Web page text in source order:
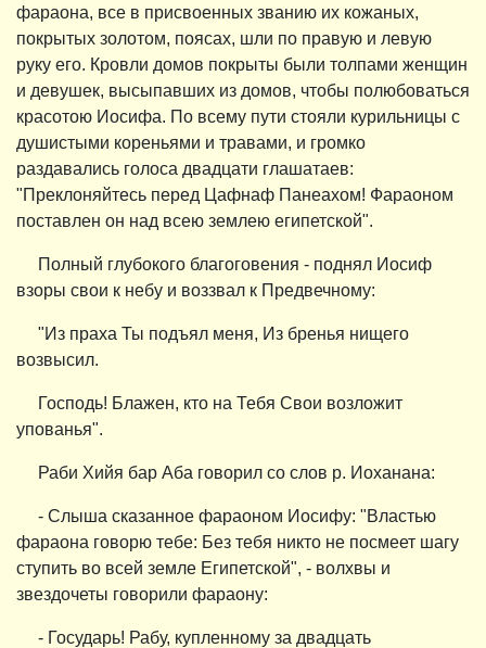
фараона, все в присвоенных званию их кожаных,
покрытых золотом, поясах, шли по правую и левую
руку его. Кровли домов покрыты были толпами женщин
и девушек, высыпавших из домов, чтобы полюбоваться
красотою Иосифа. По всему пути стояли курильницы с
душистыми кореньями и травами, и громко
раздавались голоса двадцати глашатаев:
"Преклоняйтесь перед Цафнаф Панеахом! Фараоном
поставлен он над всею землею египетской".
Полный глубокого благоговения - поднял Иосиф
взоры свои к небу и воззвал к Предвечному:
"Из праха Ты подъял меня, Из бренья нищего
возвысил.
Господь! Блажен, кто на Тебя Свои возложит
упованья".
Раби Хийя бар Аба говорил со слов р. Иоханана:
- Слыша сказанное фараоном Иосифу: "Властью
фараона говорю тебе: Без тебя никто не посмеет шагу
ступить во всей земле Египетской", - волхвы и
звездочеты говорили фараону:
- Государь! Рабу, купленному за двадцать